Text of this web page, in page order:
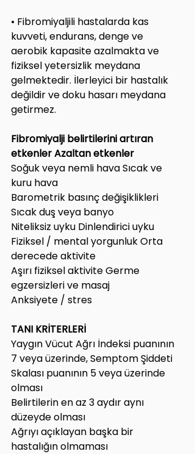
• Fibromiyaljili hastalarda kas
kuvveti, endurans, denge ve
aerobik kapasite azalmakta ve
fiziksel yetersizlik meydana
gelmektedir. İlerleyici bir hastalık
değildir ve doku hasarı meydana
getirmez.
Fibromiyalji belirtilerini artıran
etkenler Azaltan etkenler
Soğuk veya nemli hava Sıcak ve
kuru hava
Barometrik basınç değişiklikleri
Sıcak duş veya banyo
Niteliksiz uyku Dinlendirici uyku
Fiziksel / mental yorgunluk Orta
derecede aktivite
Aşırı fiziksel aktivite Germe
egzersizleri ve masaj
Anksiyete / stres
TANI KRİTERLERİ
Yaygın Vücut Ağrı İndeksi puanının
7 veya üzerinde, Semptom Şiddeti
Skalası puanının 5 veya üzerinde
olması
Belirtilerin en az 3 aydır aynı
düzeyde olması
Ağrıyı açıklayan başka bir
hastalığın olmaması